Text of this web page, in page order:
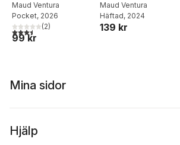
Maud Ventura
Pocket, 2026
3,5utav 5 stjärnor. Totalt antal röster:
(2)
99 kr
Maud Ventura
Häftad, 2024
139 kr
Mina sidor
Hjälp